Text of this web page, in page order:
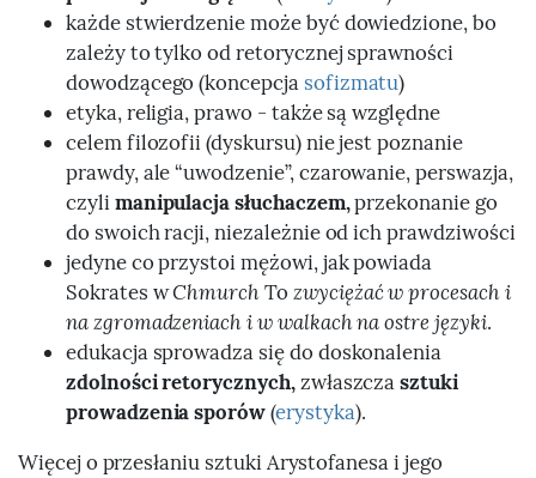
każde stwierdzenie może być dowiedzione, bo
zależy to tylko od retorycznej sprawności
dowodzącego (koncepcja sofizmatu)
etyka, religia, prawo - także są względne
celem filozofii (dyskursu) nie jest poznanie
prawdy, ale “uwodzenie”, czarowanie, perswazja,
czylimanipulacja słuchaczem,przekonanie go
do swoich racji, niezależnie od ich prawdziwości
jedyne co przystoi mężowi, jak powiada
Sokrates wChmurchTo zwyciężać w procesach i
na zgromadzeniach i w walkach na ostre języki.
edukacja sprowadza się do doskonalenia
zdolności retorycznych,zwłaszczasztuki
prowadzenia sporów(erystyka).
Więcej o przesłaniu sztuki Arystofanesa i jego